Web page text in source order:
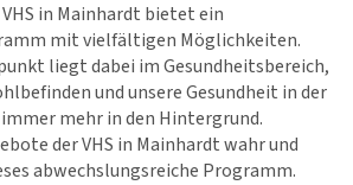
in Mainhardt bietet ein
mit vielfältigen Möglichkeiten.
liegt dabei im Gesundheitsbereich,
und unsere Gesundheit in der
mehr in den Hintergrund.
der VHS in Mainhardt wahr und
abwechslungsreiche Programm.